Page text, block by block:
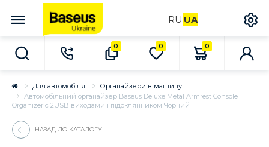
RU UA
0 0 0
Для автомобіля
Органайзери в машину
Автомобільний органайзер Baseus Deluxe Metal Armrest Console
Organizer c 2USB виходами і підсклянником Чорний
НАЗАД ДО КАТАЛОГУ